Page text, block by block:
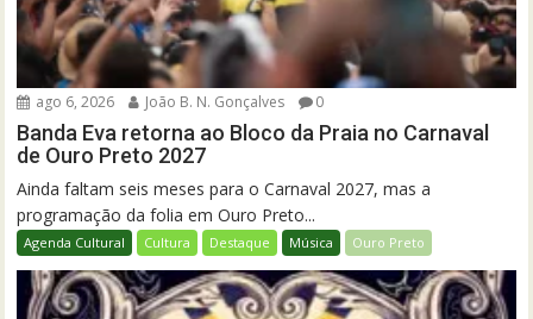
ago 6, 2026 João B. N. Gonçalves 0
Banda Eva retorna ao Bloco da Praia no Carnaval
de Ouro Preto 2027
Ainda faltam seis meses para o Carnaval 2027, mas a
programação da folia em Ouro Preto...
Agenda Cultural Cultura Destaque Música Ouro Preto